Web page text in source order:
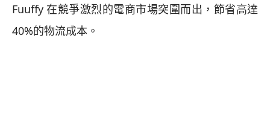
Fuuffy 在競爭激烈的電商市場突圍而出，節省高達
40%的物流成本。